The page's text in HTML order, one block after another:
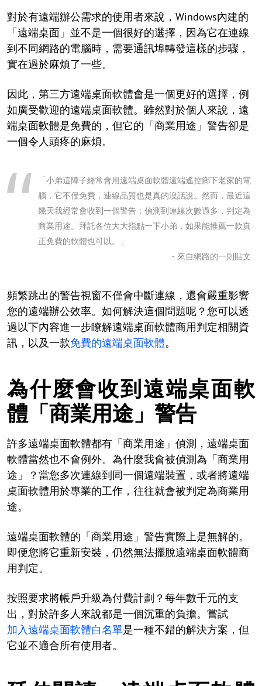
對於有遠端辦公需求的使用者來說，Windows內建的
「遠端桌面」並不是一個很好的選擇，因為它在連線
到不同網路的電腦時，需要通訊埠轉發這樣的步驟，
實在過於麻煩了一些。
因此，第三方遠端桌面軟體會是一個更好的選擇，例
如廣受歡迎的遠端桌面軟體。雖然對於個人來說，遠
端桌面軟體是免費的，但它的「商業用途」警告卻是
一個令人頭疼的麻煩。
「小弟這陣子經常會用遠端桌面軟體遠端遙控鄉下老家的電
腦，它不僅免費，連線品質也是真的沒話說。然而，最近這
幾天我經常會收到一個警告：偵測到連線次數過多，判定為
商業用途。拜託各位大大指點一下小弟，如果能推薦一款真
正免費的軟體也可以。」
- 來自網路的一則貼文
頻繁跳出的警告視窗不僅會中斷連線，還會嚴重影響
您的遠端辦公效率。如何解決這個問題呢？您可以透
過以下內容進一步瞭解遠端桌面軟體商用判定相關資
訊，以及一款免費的遠端桌面軟體。
為什麼會收到遠端桌面軟
體「商業用途」警告
許多遠端桌面軟體都有「商業用途」偵測，遠端桌面
軟體當然也不會例外。為什麼我會被偵測為「商業用
途」？當您多次連線到同一個遠端裝置，或者將遠端
桌面軟體用於專業的工作，往往就會被判定為商業用
途。
遠端桌面軟體的「商業用途」警告實際上是無解的。
即便您將它重新安裝，仍然無法擺脫遠端桌面軟體商
用判定。
按照要求將帳戶升級為付費計劃？每年數千元的支
出，對於許多人來說都是一個沉重的負擔。嘗試
加入遠端桌面軟體白名單是一種不錯的解決方案，但
它並不適合所有使用者。